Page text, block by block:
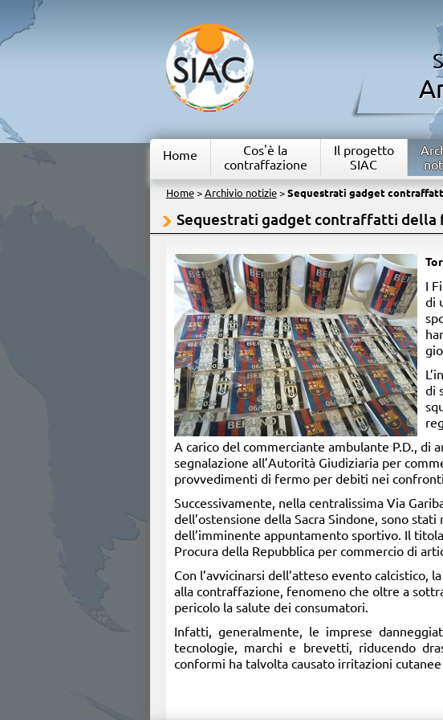
Home
Cos'è la
contraffazione
Il progetto
SIAC
Home> Archivio notizie> Sequestrati gadget
Sequestrati gadget contraffatti della
​I
di
di
A carico del commerciante ambulante P.D., di
segnalazione all’Autorità Giudiziaria per
provvedimenti di fermo per debiti nei
Successivamente, nella centralissima Via
dell’ostensione della Sacra Sindone, sono
dell’imminente appuntamento sportivo. Il
Procura della Repubblica per commercio di
Con l’avvicinarsi dell’atteso evento
alla contraffazione, fenomeno che oltre a
pericolo la salute dei consumatori.
Infatti, generalmente, le imprese
tecnologie, marchi e brevetti, riducendo
conformi ha talvolta causato irritazioni